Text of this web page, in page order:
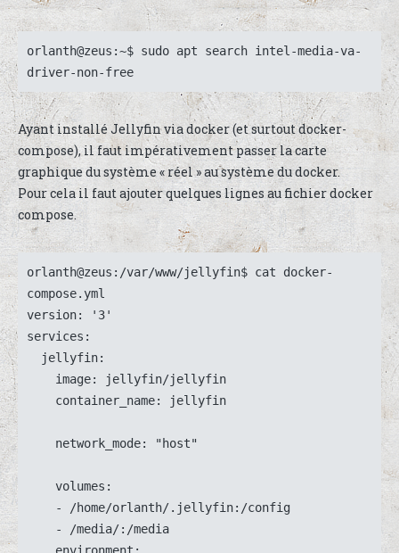
orlanth@zeus:~$ sudo apt search intel-media-va-
driver-non-free
Ayant installé Jellyfin via docker (et surtout docker-
compose), il faut impérativement passer la carte
graphique du système « réel » au système du docker.
Pour cela il faut ajouter quelques lignes au fichier docker
compose.
orlanth@zeus:/var/www/jellyfin$ cat docker-
compose.yml
version: '3'
services: